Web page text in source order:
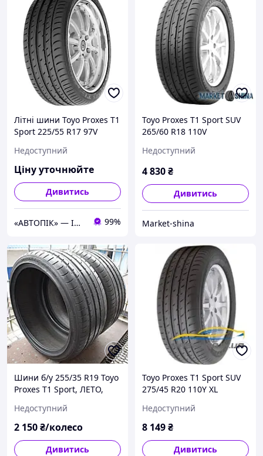
Літні шини Toyo Proxes T1
Sport 225/55 R17 97V
Недоступний
Ціну уточнюйте
Дивитись
«АВТОПІК» — ІНТЕРНЕТ МАГАЗИН АВТОТОВАРІВ 99%
Toyo Proxes T1 Sport SUV
265/60 R18 110V
Недоступний
4 830₴
Дивитись
Market-shina
Шини б/у 255/35 R19 Toyo
Proxes T1 Sport, ЛЕТО,
Недоступний
2 150₴/колесо
Дивитись
Toyo Proxes T1 Sport SUV
275/45 R20 110Y XL
Недоступний
8 149₴
Дивитись